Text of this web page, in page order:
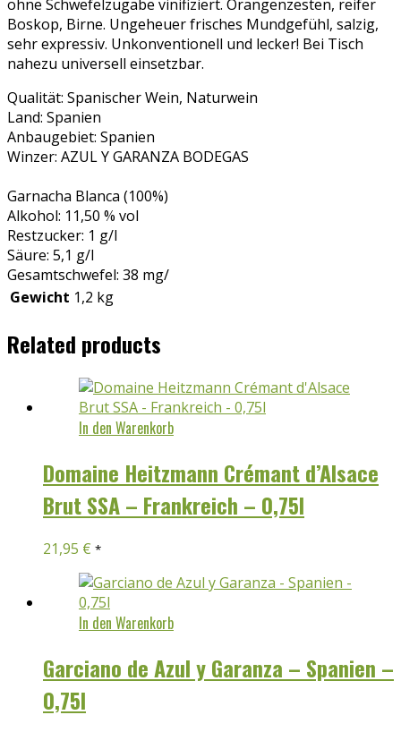
ohne Schwefelzugabe vinifiziert. Orangenzesten, reifer
Boskop, Birne. Ungeheuer frisches Mundgefühl, salzig,
sehr expressiv. Unkonventionell und lecker! Bei Tisch
nahezu universell einsetzbar.
Qualität: Spanischer Wein, Naturwein
Land: Spanien
Anbaugebiet: Spanien
Winzer: AZUL Y GARANZA BODEGAS
Garnacha Blanca (100%)
Alkohol: 11,50 % vol
Restzucker: 1 g/l
Säure: 5,1 g/l
Gesamtschwefel: 38 mg/
Gewicht 1,2 kg
Related products
In den Warenkorb
Domaine Heitzmann Crémant d’Alsace
Brut SSA – Frankreich – 0,75l
21,95 € *
In den Warenkorb
Garciano de Azul y Garanza – Spanien –
0,75l